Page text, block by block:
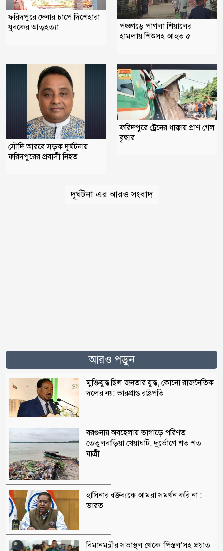
ফরিদপুরে দেনার চাপে দিশেহারা
যুবকের আত্মহত্যা
পঞ্চগড়ে পাগলা শিয়ালের
হামলায় শিশুসহ আহত ৫
সৌদি আরবে সড়ক দুর্ঘটনায়
ফরিদপুরের প্রবাসী নিহত
ফরিদপুরে ট্রেনের ধাক্কায় প্রাণ গেল
বৃদ্ধার
দূর্ঘটনা এর আরও সংবাদ
আরও পড়ুন
মুক্তিযুদ্ধ ছিল জনতার যুদ্ধ, কোনো রাজনৈতিক
দলের নয়: ভারপ্রাপ্ত রাষ্ট্রপতি
বরগুনায় অবহেলায় ভাগাড়ে পরিণত
তেতুলবাড়িয়া খেয়াঘাট, দুর্ভোগে শত শত
যাত্রী
হাসিনার বক্তব্যকে আমরা সমর্থন করি না :
ভারত
বিমানমন্ত্রীর সভাস্থল থেকে ‘পিস্তল’সহ প্রয়াত